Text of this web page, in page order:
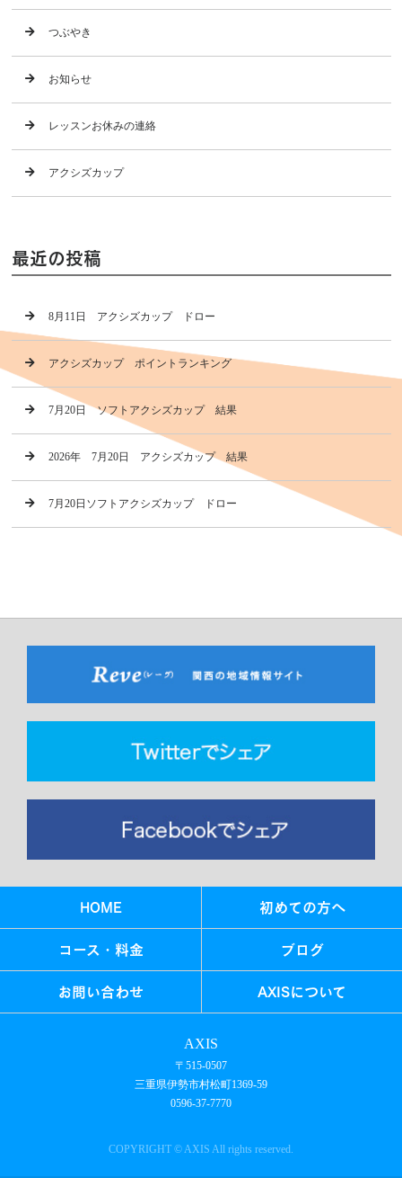
つぶやき
お知らせ
レッスンお休みの連絡
アクシズカップ
最近の投稿
8月11日 アクシズカップ ドロー
アクシズカップ ポイントランキング
7月20日 ソフトアクシズカップ 結果
2026年 7月20日 アクシズカップ 結果
7月20日ソフトアクシズカップ ドロー
HOME 初めての方へ
コース・料金 ブログ
お問い合わせ AXISについて
AXIS
〒515-0507
三重県伊勢市村松町1369-59
0596-37-7770
COPYRIGHT © AXIS All rights reserved.